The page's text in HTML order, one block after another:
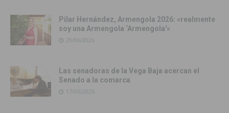
Pilar Hernández, Armengola 2026: «realmente
soy una Armengola ‘Armengola'»
29/06/2026
Las senadoras de la Vega Baja acercan el
Senado a la comarca
17/06/2026